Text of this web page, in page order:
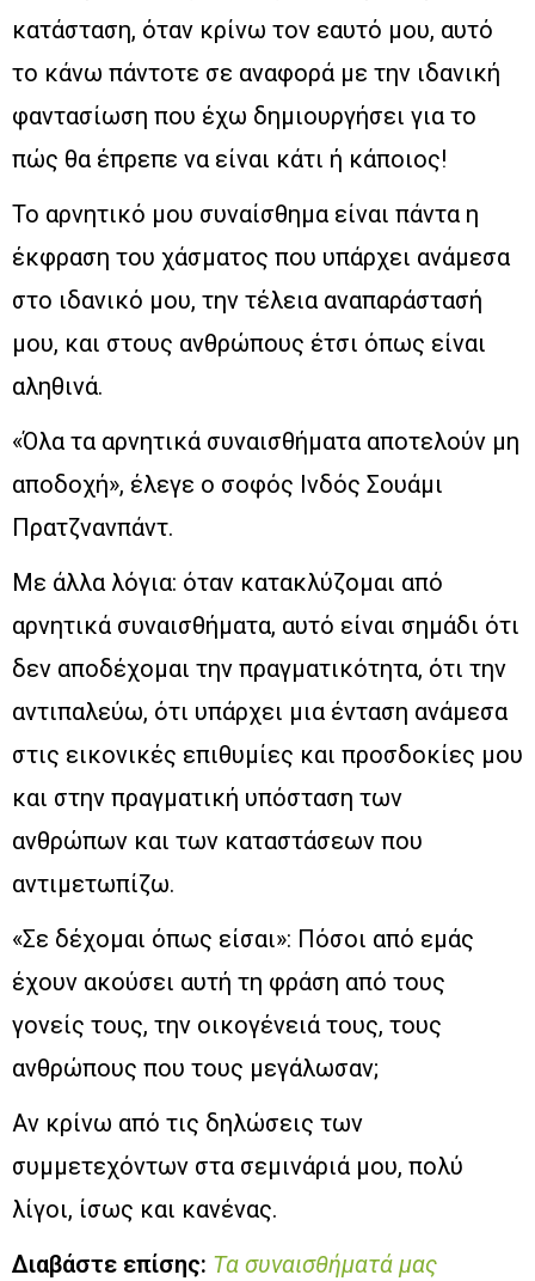
κατάσταση, όταν κρίνω τον εαυτό μου, αυτό
το κάνω πάντοτε σε αναφορά με την ιδανική
φαντασίωση που έχω δημιουργήσει για το
πώς θα έπρεπε να είναι κάτι ή κάποιος!
Το αρνητικό μου συναίσθημα είναι πάντα η
έκφραση του χάσματος που υπάρχει ανάμεσα
στο ιδανικό μου, την τέλεια αναπαράστασή
μου, και στους ανθρώπους έτσι όπως είναι
αληθινά.
«Όλα τα αρνητικά συναισθήματα αποτελούν μη
αποδοχή», έλεγε ο σοφός Ινδός Σουάμι
Πρατζνανπάντ.
Με άλλα λόγια: όταν κατακλύζομαι από
αρνητικά συναισθήματα, αυτό είναι σημάδι ότι
δεν αποδέχομαι την πραγματικότητα, ότι την
αντιπαλεύω, ότι υπάρχει μια ένταση ανάμεσα
στις εικονικές επιθυμίες και προσδοκίες μου
και στην πραγματική υπόσταση των
ανθρώπων και των καταστάσεων που
αντιμετωπίζω.
«Σε δέχομαι όπως είσαι»: Πόσοι από εμάς
έχουν ακούσει αυτή τη φράση από τους
γονείς τους, την οικογένειά τους, τους
ανθρώπους που τους μεγάλωσαν;
Αν κρίνω από τις δηλώσεις των
συμμετεχόντων στα σεμινάριά μου, πολύ
λίγοι, ίσως και κανένας.
Διαβάστε επίσης: Τα συναισθήματά μας